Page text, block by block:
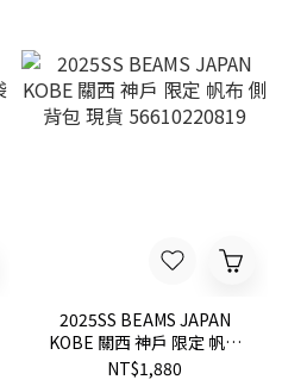
2025SS BEAMS JAPAN
KOBE 關西 神戶 限定 帆布
側背包 現貨 56610220819
NT$1,880